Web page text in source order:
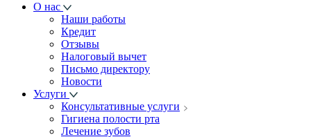
О нас
Наши работы
Кредит
Отзывы
Налоговый вычет
Письмо директору
Новости
Услуги
Консультативные услуги
Гигиена полости рта
Лечение зубов